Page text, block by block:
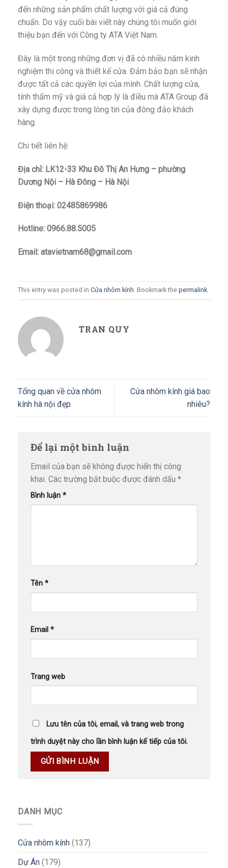
đến những sản phẩm chất lượng với giá cả đúng
chuẩn. Do vậy cuối bài viết này chúng tôi muốn giới
thiệu bạn đến với Công ty ATA Việt Nam.
Đây là một trong những đơn vị đã có nhiều năm kinh
nghiệm thi công và thiết kế cửa. Đảm bảo bạn sẽ nhận
được tất cả các quyền lợi của mình. Chất lượng cửa,
tính thẩm mỹ và giá cả hợp lý là điều mà ATA Group đã
xây dựng được trong lòng tin của đông đảo khách
hàng.
Chi tiết liên hệ:
Địa chỉ: LK12-33 Khu Đô Thị An Hưng – phường
Dương Nội – Hà Đông – Hà Nội
Điện thoại: 02485869986
Hotline: 0966.88.5005
Email: atavietnam68@gmail.com
This entry was posted in Cửa nhôm kính. Bookmark the permalink.
TRAN QUY
Tổng quan về cửa nhôm
kính hà nội đẹp
Cửa nhôm kính giá bao
nhiêu?
Để lại một bình luận
Email của bạn sẽ không được hiển thị công
khai. Các trường bắt buộc được đánh dấu *
Bình luận *
Tên *
Email *
Trang web
Lưu tên của tôi, email, và trang web trong
trình duyệt này cho lần bình luận kế tiếp của tôi.
DANH MỤC
Cửa nhôm kính (137)
Dự Án (179)